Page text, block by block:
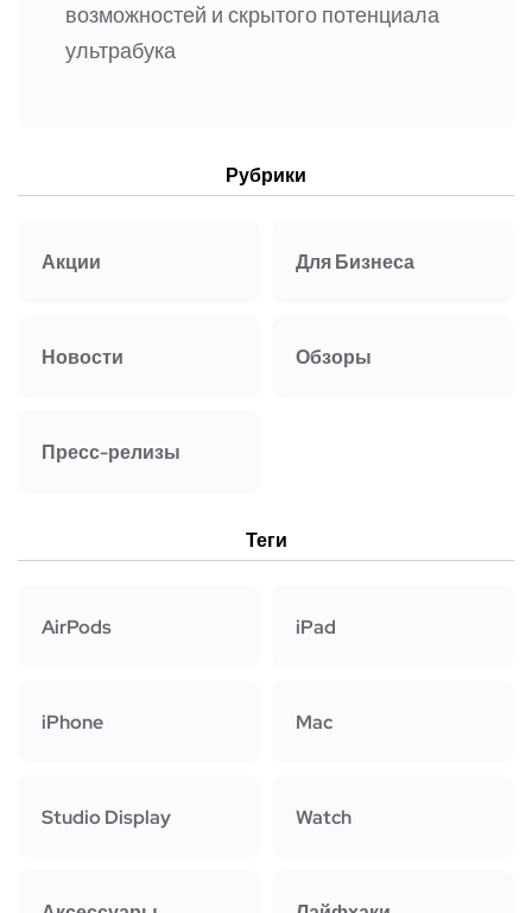
возможностей и скрытого потенциала
ультрабука
Рубрики
Акции Для Бизнеса
Новости Обзоры
Пресс-релизы
Теги
AirPods iPad
iPhone Mac
Studio Display Watch